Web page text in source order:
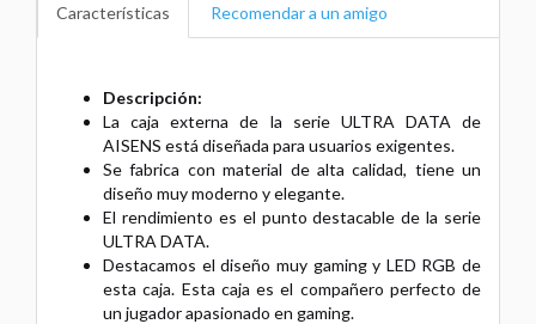
Características Recomendar a un amigo
Descripción:
La caja externa de la serie ULTRA DATA de
AISENS está diseñada para usuarios exigentes.
Se fabrica con material de alta calidad, tiene un
diseño muy moderno y elegante.
El rendimiento es el punto destacable de la serie
ULTRA DATA.
Destacamos el diseño muy gaming y LED RGB de
esta caja. Esta caja es el compañero perfecto de
un jugador apasionado en gaming.